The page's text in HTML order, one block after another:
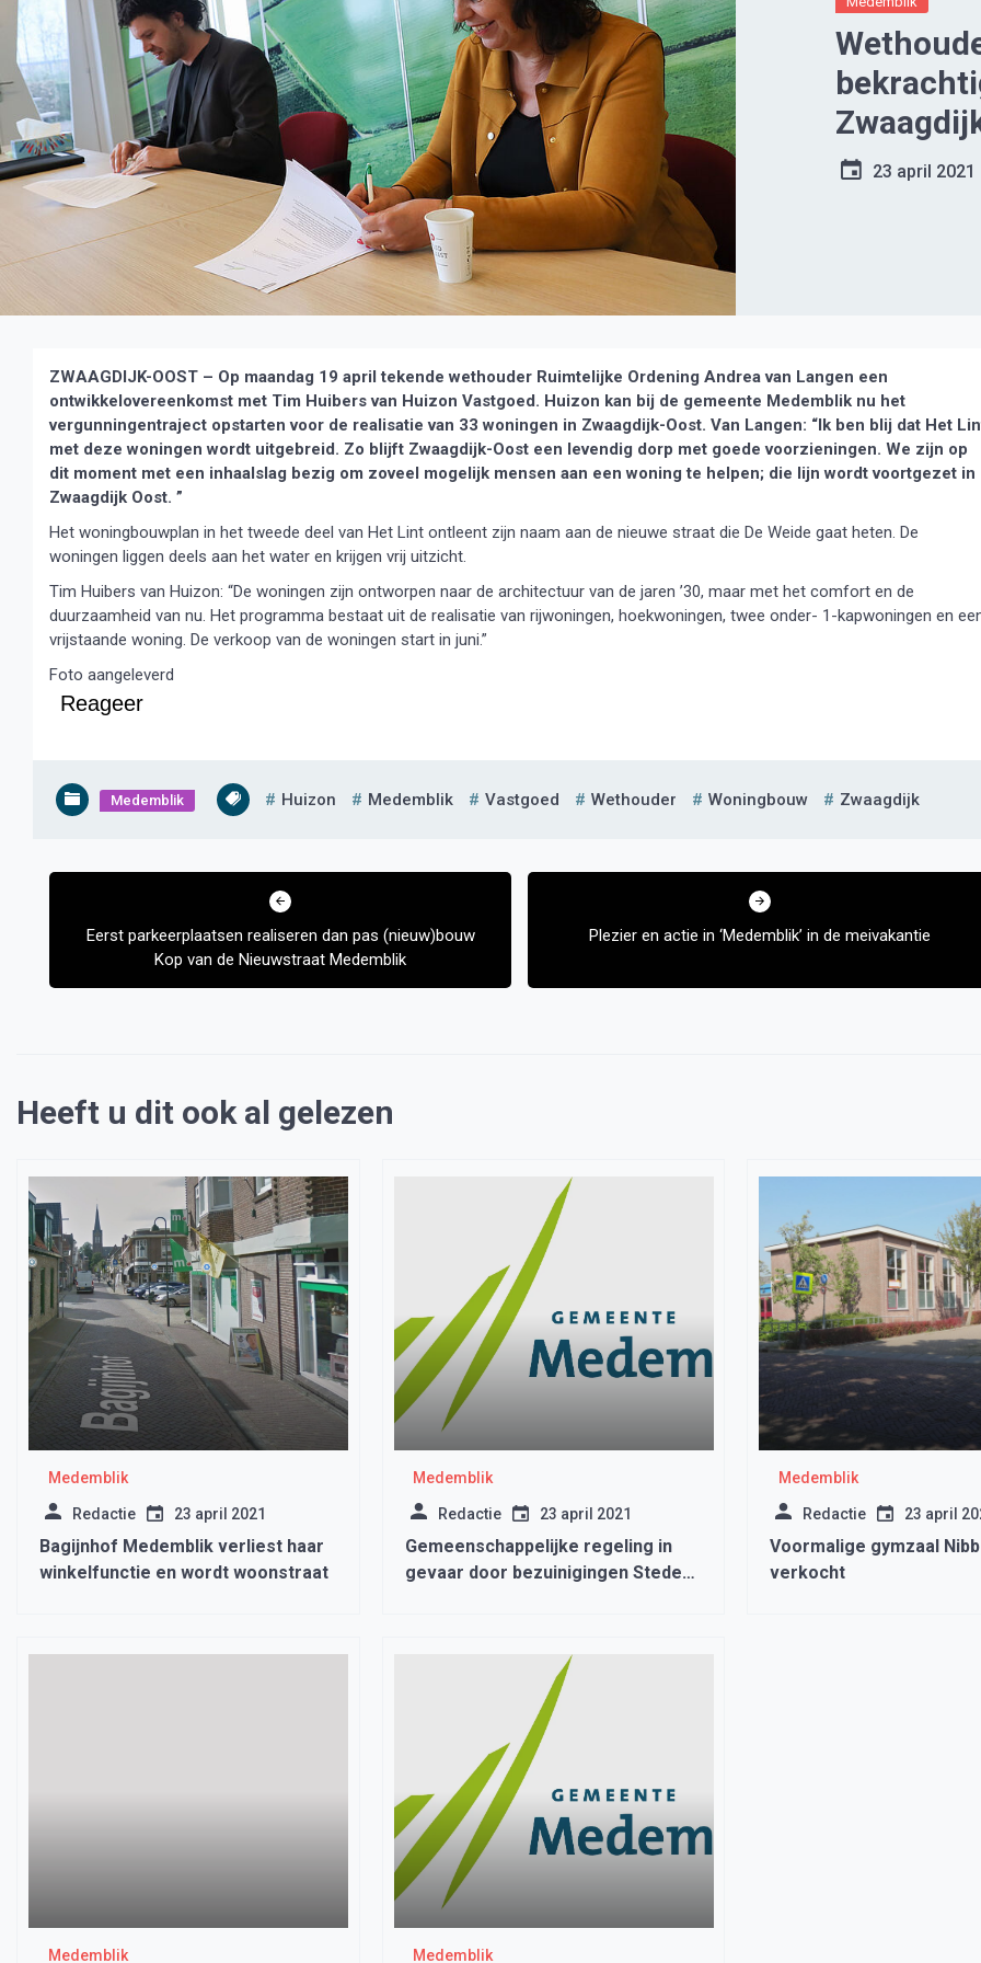
23 april 2021
ZWAAGDIJK-OOST – Op maandag 19 april tekende wethouder Ruimtelijke Ordening Andrea van Langen een
ontwikkelovereenkomst met Tim Huibers van Huizon Vastgoed. Huizon kan bij de gemeente Medemblik nu het
vergunningentraject opstarten voor de realisatie van 33 woningen in Zwaagdijk-Oost. Van Langen: “Ik ben blij dat Het
met deze woningen wordt uitgebreid. Zo blijft Zwaagdijk-Oost een levendig dorp met goede voorzieningen. We zijn op
dit moment met een inhaalslag bezig om zoveel mogelijk mensen aan een woning te helpen; die lijn wordt voortgezet in
Zwaagdijk Oost. ”
Het woningbouwplan in het tweede deel van Het Lint ontleent zijn naam aan de nieuwe straat die De Weide gaat heten. De
woningen liggen deels aan het water en krijgen vrij uitzicht.
Tim Huibers van Huizon: “De woningen zijn ontworpen naar de architectuur van de jaren ’30, maar met het comfort en de
duurzaamheid van nu. Het programma bestaat uit de realisatie van rijwoningen, hoekwoningen, twee onder- 1-kapwoningen en
vrijstaande woning. De verkoop van de woningen start in juni.”
Foto aangeleverd
Reageer
Medemblik Huizon Medemblik Vastgoed Wethouder Woningbouw Zwaagdijk
Bericht
Eerst parkeerplaatsen realiseren dan pas (nieuw)bouw
Kop van de Nieuwstraat Medemblik
Plezier en actie in ‘Medemblik’ in de meivakantie
Heeft u dit ook al gelezen
Medemblik
Redactie 23 april 2021
Bagijnhof Medemblik verliest haar
winkelfunctie en wordt woonstraat
Medemblik
Redactie 23 april 2021
Gemeenschappelijke regeling in
gevaar door bezuinigingen Stede
Medemblik
Redactie 23 april
Voormalige gymzaal
verkocht
Medemblik Medemblik